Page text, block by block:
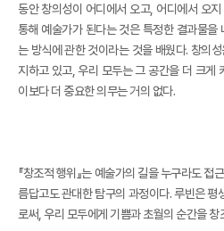
동안 창의성이 어디에서 오고, 어디에서 오
통해 예술가가 된다는 것은 특정한 결과물을
는 방식에 관한 것이라는 것을 배웠다. 창의
지하고 있고, 우리 모두는 그 공간을 더 크게
이보다 더 중요한 의무는 거의 없다.
『창조적 행위』는 예술가의 길을 누구라도
름답고도 관대한 탐구의 과정이다. 루빈은 평
로써, 우리 모두에게 기쁨과 초월의 순간을 창